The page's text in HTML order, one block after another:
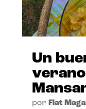
Un
por Flat